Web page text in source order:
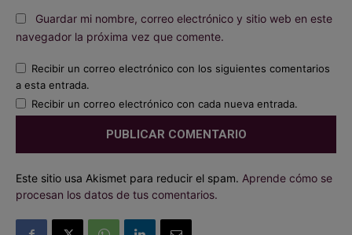
Guardar mi nombre, correo electrónico y sitio web en este
navegador la próxima vez que comente.
Recibir un correo electrónico con los siguientes comentarios
a esta entrada.
Recibir un correo electrónico con cada nueva entrada.
Este sitio usa Akismet para reducir el spam. Aprende cómo se
procesan los datos de tus comentarios.